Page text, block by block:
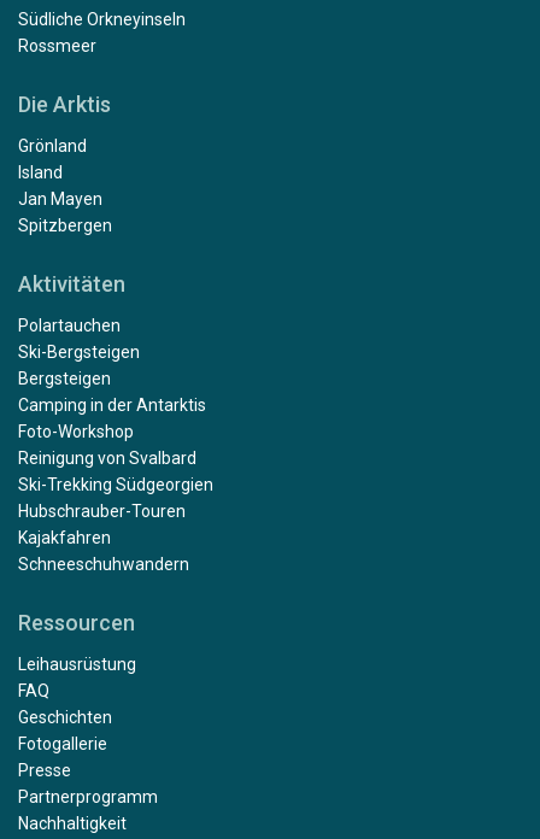
Südliche Orkneyinseln
Rossmeer
Die Arktis
Grönland
Island
Jan Mayen
Spitzbergen
Aktivitäten
Polartauchen
Ski-Bergsteigen
Bergsteigen
Camping in der Antarktis
Foto-Workshop
Reinigung von Svalbard
Ski-Trekking Südgeorgien
Hubschrauber-Touren
Kajakfahren
Schneeschuhwandern
Ressourcen
Leihausrüstung
FAQ
Geschichten
Fotogallerie
Presse
Partnerprogramm
Nachhaltigkeit